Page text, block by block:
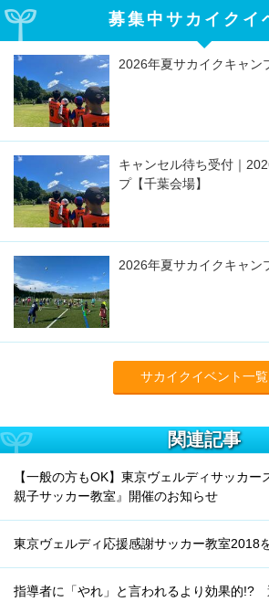
募集中サカイクイ
2026年夏サカイクキャン
キャンセル待ち受付｜
プ【千葉会場】
2026年夏サカイクキャン
サカイクイベント一覧
関連記事
【一般の方もOK】東京ヴェルディサッカー
親子サッカー教室』開催のお知らせ
東京ヴェルディ応援感謝サッカー教室2018
指導者に「やれ」と言われるより効果的!?